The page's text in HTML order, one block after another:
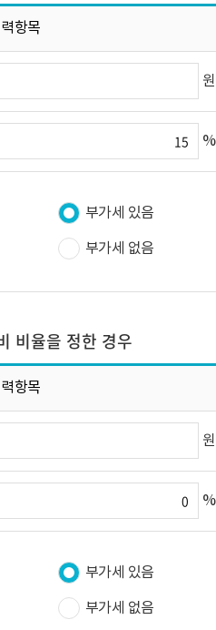
항목
원
%
부가세 있음
부가세 없음
비율을 정한 경우
항목
원
%
부가세 있음
부가세 없음